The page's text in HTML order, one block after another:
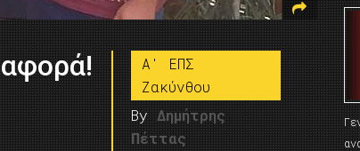
A' ΕΠΣ
Ζακύνθου
By Δημήτρης
Πέττας